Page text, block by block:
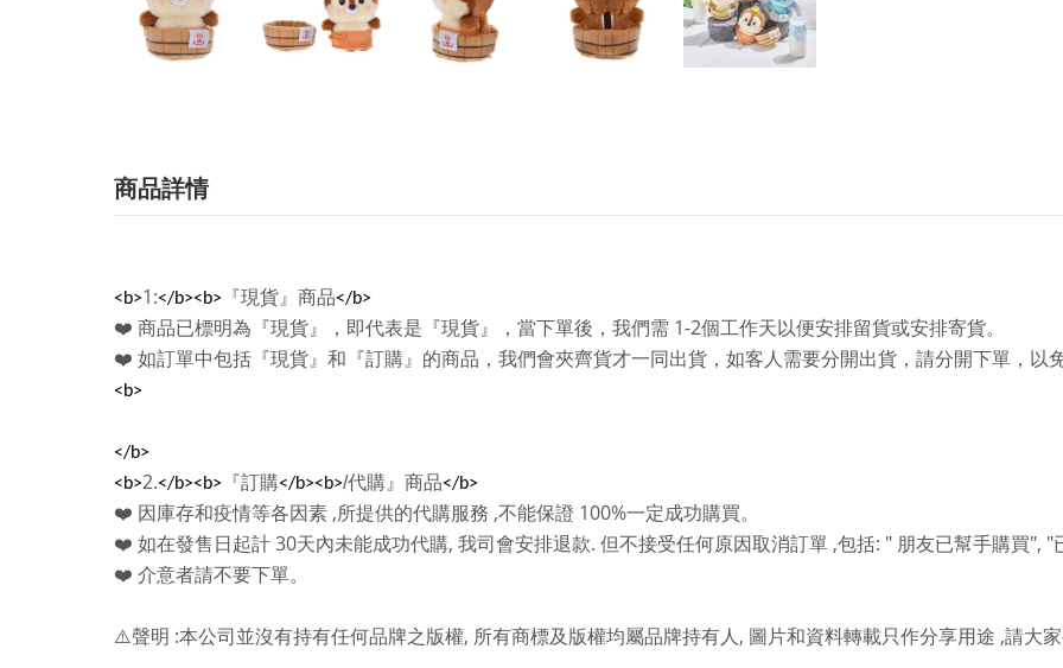
商品詳情
<b>1:</b><b> 『現貨』商品</b>
❤️ 商品已標明為『現貨』，即代表是『現貨』，當下單後，我們需 1-2個工作天以便安排留貨或安排寄貨。
❤️ 如訂單中包括『現貨』和『訂購』的商品，我們會夾齊貨才一同出貨，如客人需要分開出貨，請分開下單，以
<b>
</b>
<b>2.</b><b> 『訂購</b><b>/代購』商品</b>
❤️ 因庫存和疫情等各因素 ,所提供的代購服務 ,不能保證 100%一定成功購買。
❤️ 如在發售日起計 30天內未能成功代購, 我司會安排退款. 但不接受任何原因取消訂單 ,包括: " 朋友已幫手購買", "
❤️ 介意者請不要下單。
⚠️聲明 :本公司並沒有持有任何品牌之版權, 所有商標及版權均屬品牌持有人 , 圖片和資料轉載只作分享用途 ,請大